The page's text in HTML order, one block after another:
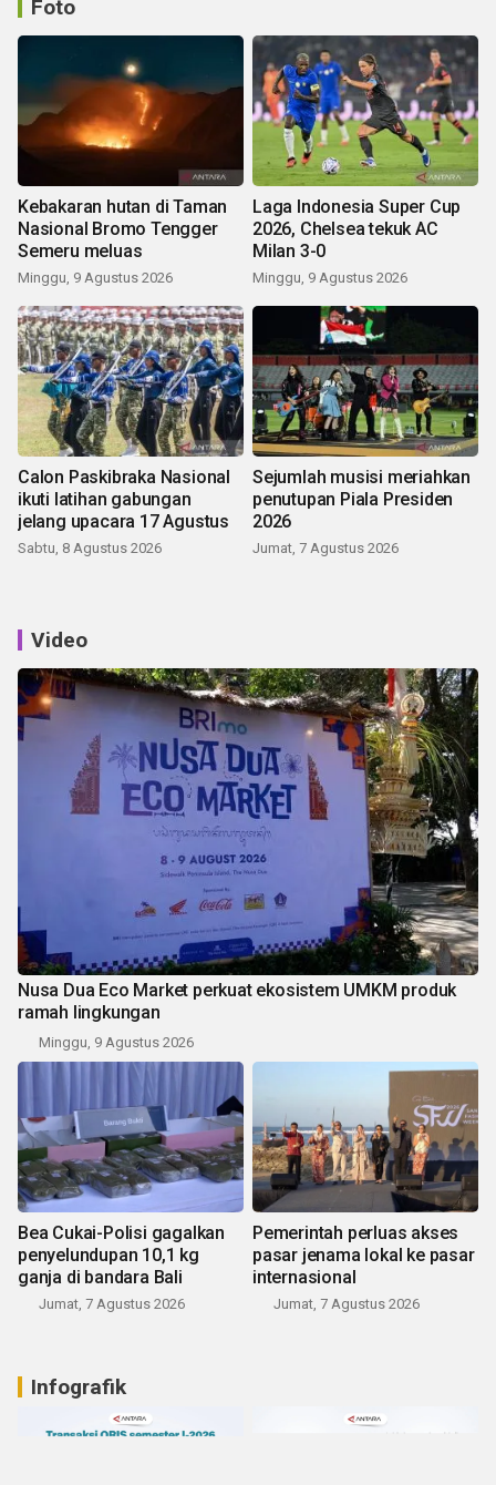
Foto
Kebakaran hutan di Taman
Nasional Bromo Tengger
Semeru meluas
Minggu, 9 Agustus 2026
Laga Indonesia Super Cup
2026, Chelsea tekuk AC
Milan 3-0
Minggu, 9 Agustus 2026
Calon Paskibraka Nasional
ikuti latihan gabungan
jelang upacara 17 Agustus
Sabtu, 8 Agustus 2026
Sejumlah musisi meriahkan
penutupan Piala Presiden
2026
Jumat, 7 Agustus 2026
Video
Nusa Dua Eco Market perkuat ekosistem UMKM produk
ramah lingkungan
Minggu, 9 Agustus 2026
Bea Cukai-Polisi gagalkan
penyelundupan 10,1 kg
ganja di bandara Bali
Jumat, 7 Agustus 2026
Pemerintah perluas akses
pasar jenama lokal ke pasar
internasional
Jumat, 7 Agustus 2026
Infografik